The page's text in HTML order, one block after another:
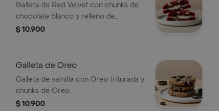
Galleta de Red Velvet con chunks de
chocolate blanco y relleno de
Cheesecake.
$ 10.900
Galleta de Oreo
Galleta de vainilla con Oreo triturada y
chunks de Oreo.
$ 10.900